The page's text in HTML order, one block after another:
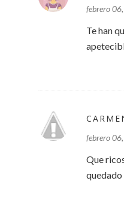
febrero
Te han
febrero
Que